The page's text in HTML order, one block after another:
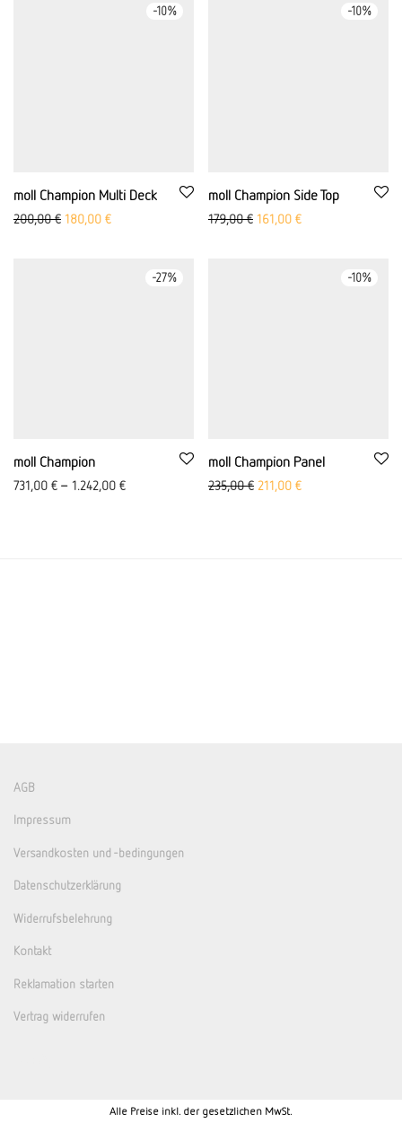
-10%
moll Champion Multi Deck
200,00€ Ursprünglicher Preis war: 200,00 €
180,00 €Aktueller Preis ist: 180,00 €.
-10%
moll Champion Side Top
179,00€ Ursprünglicher Preis war:
161,00 €Aktueller Preis ist:
-27%
moll Champion
731,00 € – 1.242,00 €
-10%
moll Champion Panel
235,00€ Ursprünglicher Preis war:
211,00 €Aktueller Preis ist:
AGB
Impressum
Versandkosten und -bedingungen
Datenschutzerklärung
Widerrufsbelehrung
Kontakt
Reklamation starten
Vertrag widerrufen
Alle Preise inkl. der gesetzlichen MwSt.